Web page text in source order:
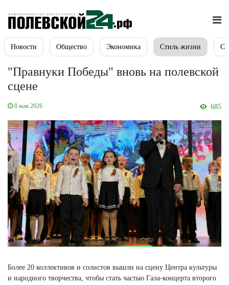
Новости Общество Экономика Стиль жизни
"Правнуки Победы" вновь на полевской
сцене
8 мая 2026 685
Более 20 коллективов и солистов вышли на сцену Центра культуры
и народного творчества, чтобы стать частью Гала-концерта второго